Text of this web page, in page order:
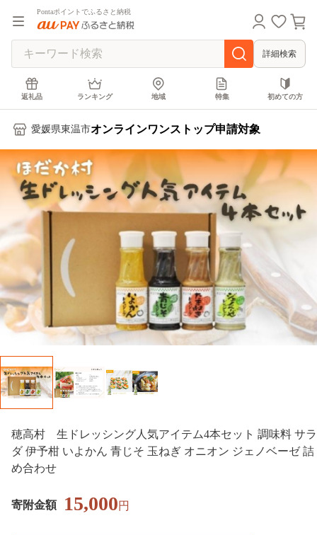
Pontaポイントでふるさと納税
詳細検索
返礼品 ランキング 地域 特集 初めての方
愛媛県東温市オンラインワンストップ申請対象
穂高村 生ドレッシング人気アイテム4本セット 調味料 サラ
ダ 伊予柑 いよかん 青じそ 玉ねぎ オニオン ジェノベーゼ 詰
め合わせ
寄附金額 15,000円